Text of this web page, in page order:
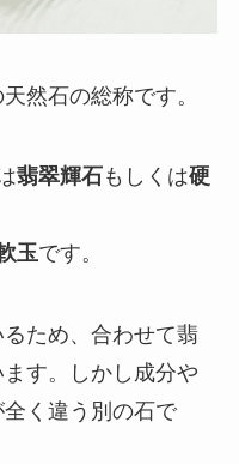
然石の総称です。
翡翠輝石もしくは硬
玉です。
ため、合わせて翡
す。しかし成分や
く違う別の石で